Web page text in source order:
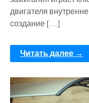
двигателя
создание […]
Читать далее →